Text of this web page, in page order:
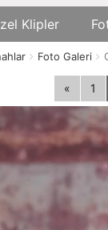
Klipler
Foto Galeri
« 1